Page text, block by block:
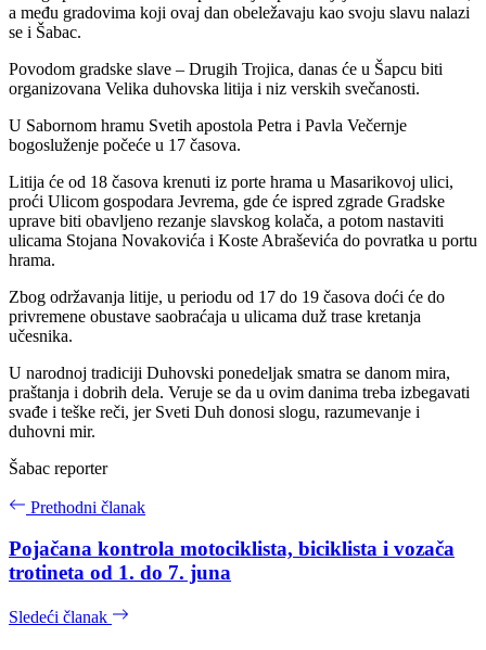
a među gradovima koji ovaj dan obeležavaju kao svoju slavu nalazi
se i Šabac.
Povodom gradske slave – Drugih Trojica, danas će u Šapcu biti
organizovana Velika duhovska litija i niz verskih svečanosti.
U Sabornom hramu Svetih apostola Petra i Pavla Večernje
bogosluženje počeće u 17 časova.
Litija će od 18 časova krenuti iz porte hrama u Masarikovoj ulici,
proći Ulicom gospodara Jevrema, gde će ispred zgrade Gradske
uprave biti obavljeno rezanje slavskog kolača, a potom nastaviti
ulicama Stojana Novakovića i Koste Abraševića do povratka u portu
hrama.
Zbog održavanja litije, u periodu od 17 do 19 časova doći će do
privremene obustave saobraćaja u ulicama duž trase kretanja
učesnika.
U narodnoj tradiciji Duhovski ponedeljak smatra se danom mira,
praštanja i dobrih dela. Veruje se da u ovim danima treba izbegavati
svađe i teške reči, jer Sveti Duh donosi slogu, razumevanje i
duhovni mir.
Šabac reporter
Prethodni članak
Pojačana kontrola motociklista, biciklista i vozača
trotineta od 1. do 7. juna
Sledeći članak